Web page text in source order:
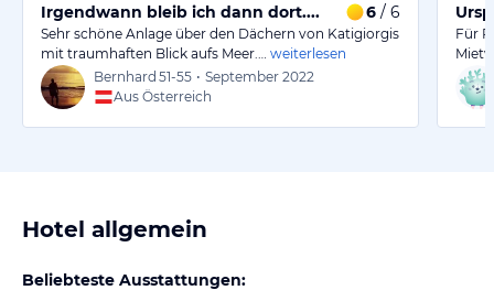
Irgendwann bleib ich dann dort.... 6 / 6
Sehr schöne Anlage über den Dächern von Katigiorgis
mit traumhaften Blick aufs Meer.…
weiterlesen
Bernhard 51-55 • September 2022
Aus Österreich
Für
Hotel allgemein
Beliebteste Ausstattungen: